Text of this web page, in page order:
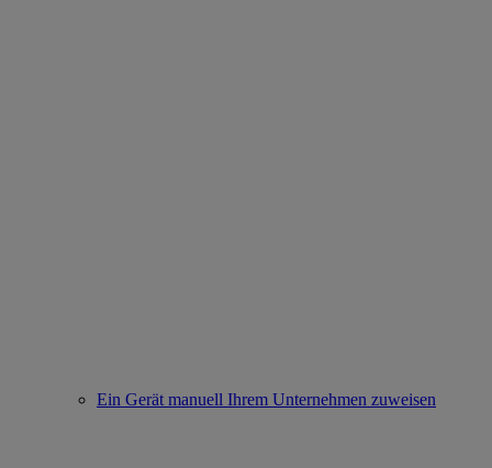
Ein Gerät manuell Ihrem Unternehmen zuweisen